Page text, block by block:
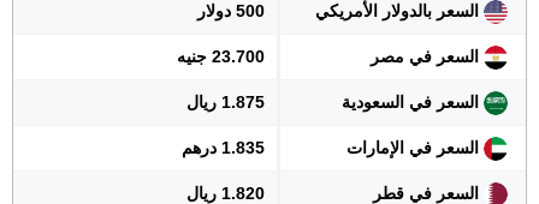
السعر بالدولار الأمريكي 500 دولار
السعر في مصر 23.700 جنيه
السعر في السعودية 1.875 ريال
السعر في الإمارات 1.835 درهم
السعر في قطر 1.820 ريال